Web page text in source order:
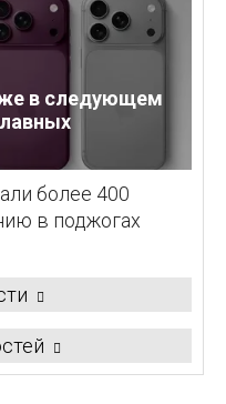
в следующем
более 400
в поджогах